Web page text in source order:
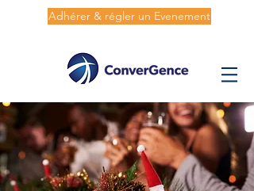
Adhérer & régler un Evenement